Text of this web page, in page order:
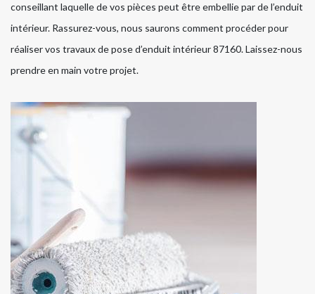
conseillant laquelle de vos pièces peut être embellie par de l’enduit
intérieur. Rassurez-vous, nous saurons comment procéder pour
réaliser vos travaux de pose d’enduit intérieur 87160. Laissez-nous
prendre en main votre projet.